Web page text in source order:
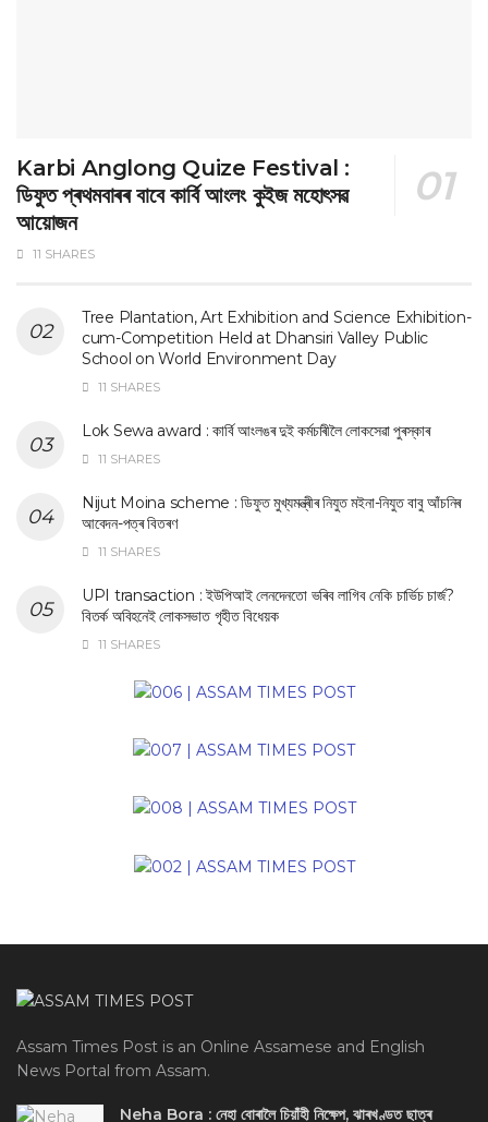
Karbi Anglong Quize Festival :
ডিফুত প্ৰথমবাৰৰ বাবে কাৰ্বি আংলং কুইজ মহোৎসৱ
আয়োজন
11 SHARES
Tree Plantation, Art Exhibition and Science Exhibition-
cum-Competition Held at Dhansiri Valley Public
School on World Environment Day
11 SHARES
Lok Sewa award : কাৰ্বি আংলঙৰ দুই কৰ্মচাৰীলৈ লোকসেৱা পুৰস্কাৰ
11 SHARES
Nijut Moina scheme : ডিফুত মুখ্যমন্ত্ৰীৰ নিযুত মইনা-নিযুত বাবু আঁচনিৰ
আবেদন-পত্ৰ বিতৰণ
11 SHARES
UPI transaction : ইউপিআই লেনদেনতো ভৰিব লাগিব নেকি চাৰ্ভিচ চাৰ্জ?
বিতৰ্ক অবিহনেই লোকসভাত গৃহীত বিধেয়ক
11 SHARES
Assam Times Post is an Online Assamese and English
News Portal from Assam.
Neha Bora : নেহা বোৰালৈ চিয়াঁহী নিক্ষেপ, ঝাৰখণ্ডত ছাত্ৰ